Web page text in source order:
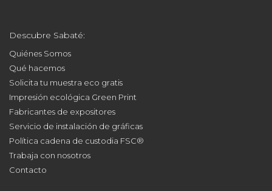
Descubre Sabaté:
Quiénes Somos
Qué hacemos
Solicita tu muestra eco gratis
Impresión ecológica Green Print
Fabricantes de expositores
Servicio de instalación de gráficas
Política cadena de custodia FSC®
Trabaja con nosotros
Contacto